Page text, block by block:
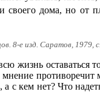
своего дома, но от
8-е изд. Саратов, 1979,
жизнь
с кем нет? Что